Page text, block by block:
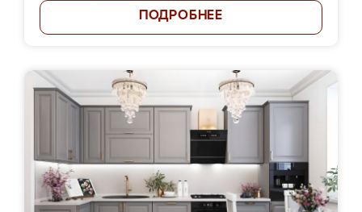
ПОДРОБНЕЕ